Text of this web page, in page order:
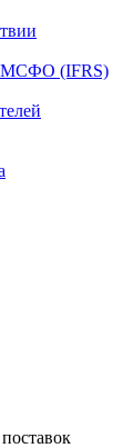
МСФО (IFRS)